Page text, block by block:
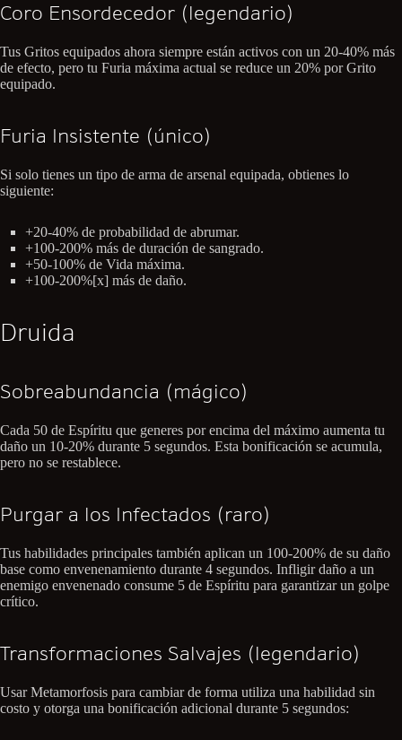
Coro Ensordecedor (legendario)
Tus Gritos equipados ahora siempre están activos con un 20-40% más
de efecto, pero tu Furia máxima actual se reduce un 20% por Grito
equipado.
Furia Insistente (único)
Si solo tienes un tipo de arma de arsenal equipada, obtienes lo
siguiente:
+20-40% de probabilidad de abrumar.
+100-200% más de duración de sangrado.
+50-100% de Vida máxima.
+100-200%[x] más de daño.
Druida
Sobreabundancia (mágico)
Cada 50 de Espíritu que generes por encima del máximo aumenta tu
daño un 10-20% durante 5 segundos. Esta bonificación se acumula,
pero no se restablece.
Purgar a los Infectados (raro)
Tus habilidades principales también aplican un 100-200% de su daño
base como envenenamiento durante 4 segundos. Infligir daño a un
enemigo envenenado consume 5 de Espíritu para garantizar un golpe
crítico.
Transformaciones Salvajes (legendario)
Usar Metamorfosis para cambiar de forma utiliza una habilidad sin
costo y otorga una bonificación adicional durante 5 segundos: